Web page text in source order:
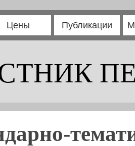
Цены Публикации